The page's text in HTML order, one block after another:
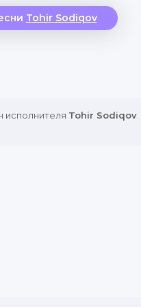
Tohir Sodiqov
исполнителя Tohir Sodiqov